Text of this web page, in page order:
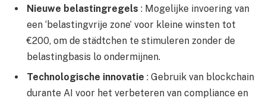
Nieuwe belastingregels : Mogelijke invoering van
een ‘belastingvrije zone’ voor kleine winsten tot
€200, om de städtchen te stimuleren zonder de
belastingbasis lo ondermijnen.
Technologische innovatie : Gebruik van blockchain
durante AI voor het verbeteren van compliance en